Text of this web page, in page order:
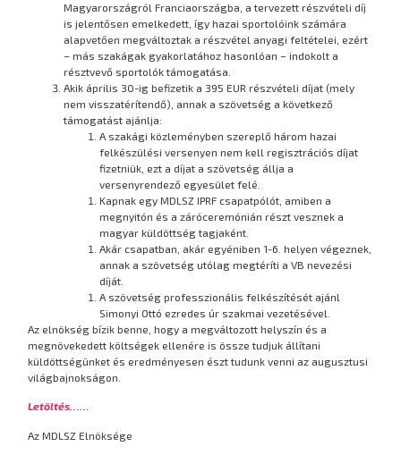
Magyarországról Franciaországba, a tervezett részvételi díj
is jelentősen emelkedett, így hazai sportolóink számára
alapvetően megváltoztak a részvétel anyagi feltételei, ezért
– más szakágak gyakorlatához hasonlóan – indokolt a
résztvevő sportolók támogatása.
Akik április 30-ig befizetik a 395 EUR részvételi díjat (mely
nem visszatérítendő), annak a szövetség a következő
támogatást ajánlja:
A szakági közleményben szereplő három hazai
felkészülési versenyen nem kell regisztrációs díjat
fizetniük, ezt a díjat a szövetség állja a
versenyrendező egyesület felé.
Kapnak egy MDLSZ IPRF csapatpólót, amiben a
megnyitón és a záróceremónián részt vesznek a
magyar küldöttség tagjaként.
Akár csapatban, akár egyéniben 1-6. helyen végeznek,
annak a szövetség utólag megtéríti a VB nevezési
díját.
A szövetség professzionális felkészítését ajánl
Simonyi Ottó ezredes úr szakmai vezetésével.
Az elnökség bízik benne, hogy a megváltozott helyszín és a
megnövekedett költségek ellenére is össze tudjuk állítani
küldöttségünket és eredményesen észt tudunk venni az augusztusi
világbajnokságon.
Letöltés……
Az MDLSZ Elnöksége